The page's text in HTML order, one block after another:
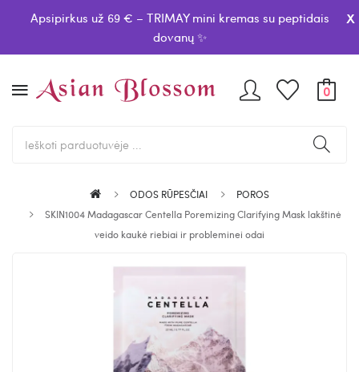
Apsipirkus už 69 € – TRIMAY mini kremas su peptidais
dovanų ✨
x
0
ODOS RŪPESČIAI
POROS
SKIN1004 Madagascar Centella Poremizing Clarifying Mask lakštinė
veido kaukė riebiai ir probleminei odai